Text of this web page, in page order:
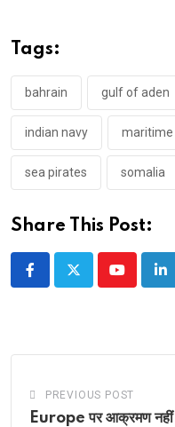
Tags:
bahrain gulf of aden
indian navy maritime
sea pirates somalia
Share This Post:
Youtube
PREVIOUS POST
Europe पर आक्रमण नहीं